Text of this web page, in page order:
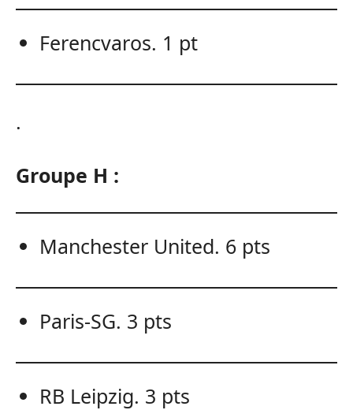
Ferencvaros. 1 pt
.
Groupe H :
Manchester United. 6 pts
Paris-SG. 3 pts
RB Leipzig. 3 pts